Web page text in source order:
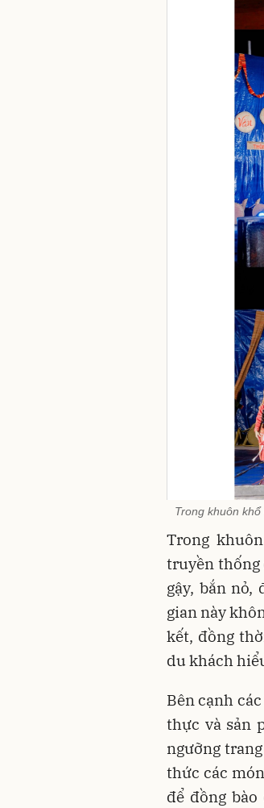
Trong khuôn
Trong
truyền thống
gậy, bắn nỏ,
gian này
kết, đồng
du khách
Bên cạnh
thực và sản
ngưỡng
thức các
để đồng